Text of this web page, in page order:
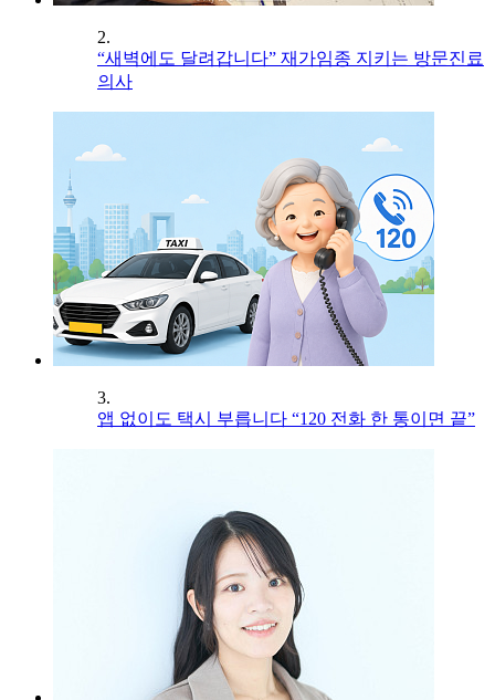
2.
“새벽에도 달려갑니다” 재가임종 지키는 방문진료
의사
3.
앱 없이도 택시 부릅니다 “120 전화 한 통이면 끝”